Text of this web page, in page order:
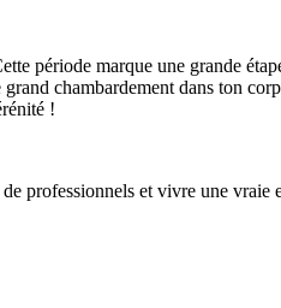
période marque une grande
chambardement dans ton
!
professionnels et vivre une vraie